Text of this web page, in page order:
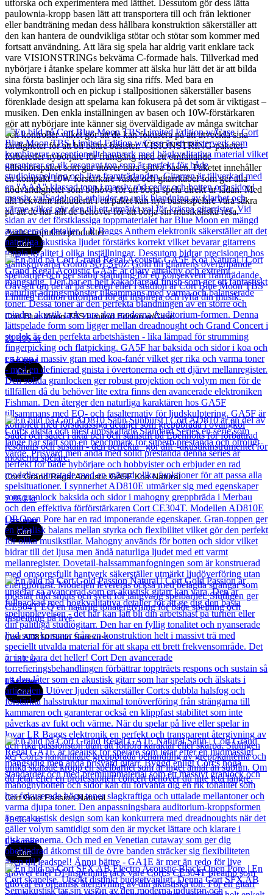
utforska och experimentera med lätthet. Dessutom gör dess lätta
paulownia-kropp basen lätt att transportera till och från lektioner
eller bandträning medan dess hållbara konstruktion säkerställer att
den kan hantera de oundvikliga stötar och stötar som kommer med
fortsatt användning. Att lära sig spela har aldrig varit enklare tack
vare VISIONSTRINGs bekväma C-formade hals. Tillverkad med
nybörjare i åtanke spelare kommer att älska hur lätt det är att bilda
sina första baslinjer och lära sig sina riffs. Med bara en
volymkontroll och en pickup i stallpositionen säkerställer basens
förenklade design att spelarna kan fokusera på det som är viktigast –
musiken. Den enkla inställningen av basen och 10W-förstärkaren
gör att nybörjare inte känner sig överväldigade av många switchar
och kontroller vilket gör att de kan fokusera på att utveckla sina
färdigheter för att bli bättre basister. VISIONSTRING-paketet
förbereder nybörjare för framgång med ett omfattande
tillbehörspaket som går utöver bara själva basen. Paketet innehåller
en kompakt 10W förstärkare väska och gitarrkabel som ger alla
nödvändigheter som behövs för att börja spela direkt ur lådan. Med
allt bekvämt inkluderat i ett paket kan nya basistspelare vara säkra
på att de har allt de behöver för att börja sin musikaliska resa.
Andra populära produkter
Cort
Cort Blue Moon TBS Limited Edition w/Case
21 435kr
Läs mer
Cort
Cort Grand Regal Acoustic GA5F Koa Natural
7 850kr
Läs mer
Cort
Cort AD810 Satin Sunburst
2 131kr
Läs mer
Cort
Cort Gold Passion Natural
19 061kr
Läs mer
Cort